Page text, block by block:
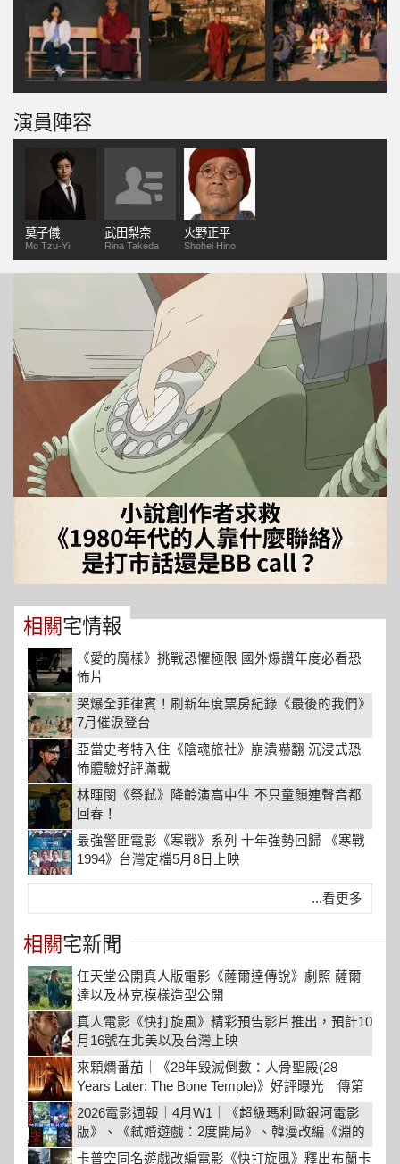
演員陣容
莫子儀
Mo Tzu-Yi
武田梨奈
Rina Takeda
火野正平
Shohei Hino
相關宅情報
《愛的魔樣》挑戰恐懼極限 國外爆讚年度必看恐
怖片
哭爆全菲律賓！刷新年度票房紀錄《最後的我們》
7月催淚登台
亞當史考特入住《陰魂旅社》崩潰嚇翻 沉浸式恐
怖體驗好評滿載
林暉閔《祭弒》降齡演高中生 不只童顏連聲音都
回春！
最強警匪電影《寒戰》系列 十年強勢回歸 《寒戰
1994》台灣定檔5月8日上映
...看更多
相關宅新聞
任天堂公開真人版電影《薩爾達傳說》劇照 薩爾
達以及林克模樣造型公開
真人電影《快打旋風》精彩預告影片推出，預計10
月16號在北美以及台灣上映
來顆爛番茄｜《28年毀滅倒數：人骨聖殿(28
Years Later: The Bone Temple)》好評曝光 傳第
三集將找回席尼墨菲回歸演出
2026電影週報｜4月W1｜《超級瑪利歐銀河電影
版》、《弒婚遊戲：2度開局》、韓漫改編《淵的
信件》暖心上映
卡普空同名遊戲改編電影《快打旋風》釋出布蘭卡